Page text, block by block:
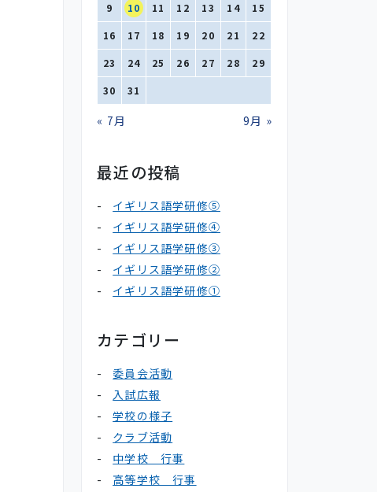
9 10 11 12 13 14 15
16 17 18 19 20 21 22
23 24 25 26 27 28 29
30 31
« 7月 9月 »
最近の投稿
イギリス語学研修⑤
イギリス語学研修④
イギリス語学研修③
イギリス語学研修②
イギリス語学研修①
カテゴリー
委員会活動
入試広報
学校の様子
クラブ活動
中学校 行事
高等学校 行事